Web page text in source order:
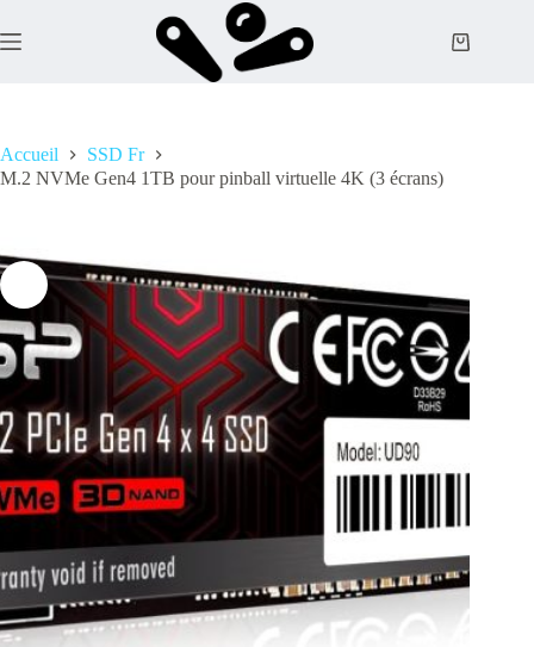
au
contenu
Panier
Accueil
SSD Fr
M.2 NVMe Gen4 1TB pour pinball virtuelle 4K (3 écrans)